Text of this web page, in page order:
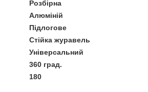
Розбірна
Алюміній
Підлогове
Стійка журавель
Універсальний
360 град.
180